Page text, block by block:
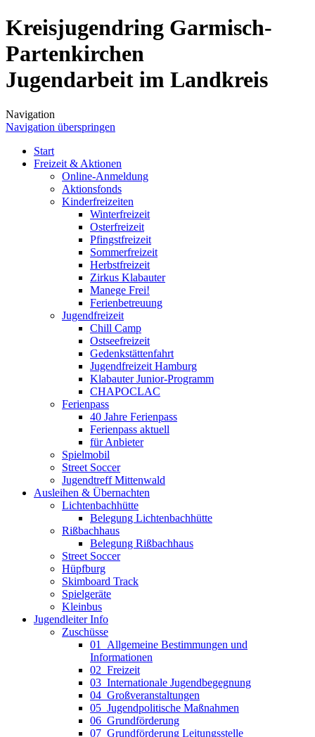
Kreisjugendring Garmisch-
Partenkirchen
Jugendarbeit im Landkreis
Navigation
Navigation überspringen
Start
Freizeit & Aktionen
Online-Anmeldung
Aktionsfonds
Kinderfreizeiten
Winterfreizeit
Osterfreizeit
Pfingstfreizeit
Sommerfreizeit
Herbstfreizeit
Zirkus Klabauter
Manege Frei!
Ferienbetreuung
Jugendfreizeit
Chill Camp
Ostseefreizeit
Gedenkstättenfahrt
Jugendfreizeit Hamburg
Klabauter Junior-Programm
CHAPOCLAC
Ferienpass
40 Jahre Ferienpass
Ferienpass aktuell
für Anbieter
Spielmobil
Street Soccer
Jugendtreff Mittenwald
Ausleihen & Übernachten
Lichtenbachhütte
Belegung Lichtenbachhütte
Rißbachhaus
Belegung Rißbachhaus
Street Soccer
Hüpfburg
Skimboard Track
Spielgeräte
Kleinbus
Jugendleiter Info
Zuschüsse
01_Allgemeine Bestimmungen und
Informationen
02_Freizeit
03_Internationale Jugendbegegnung
04_Großveranstaltungen
05_Jugendpolitische Maßnahmen
06_Grundförderung
07_Grundförderung Leitungsstelle